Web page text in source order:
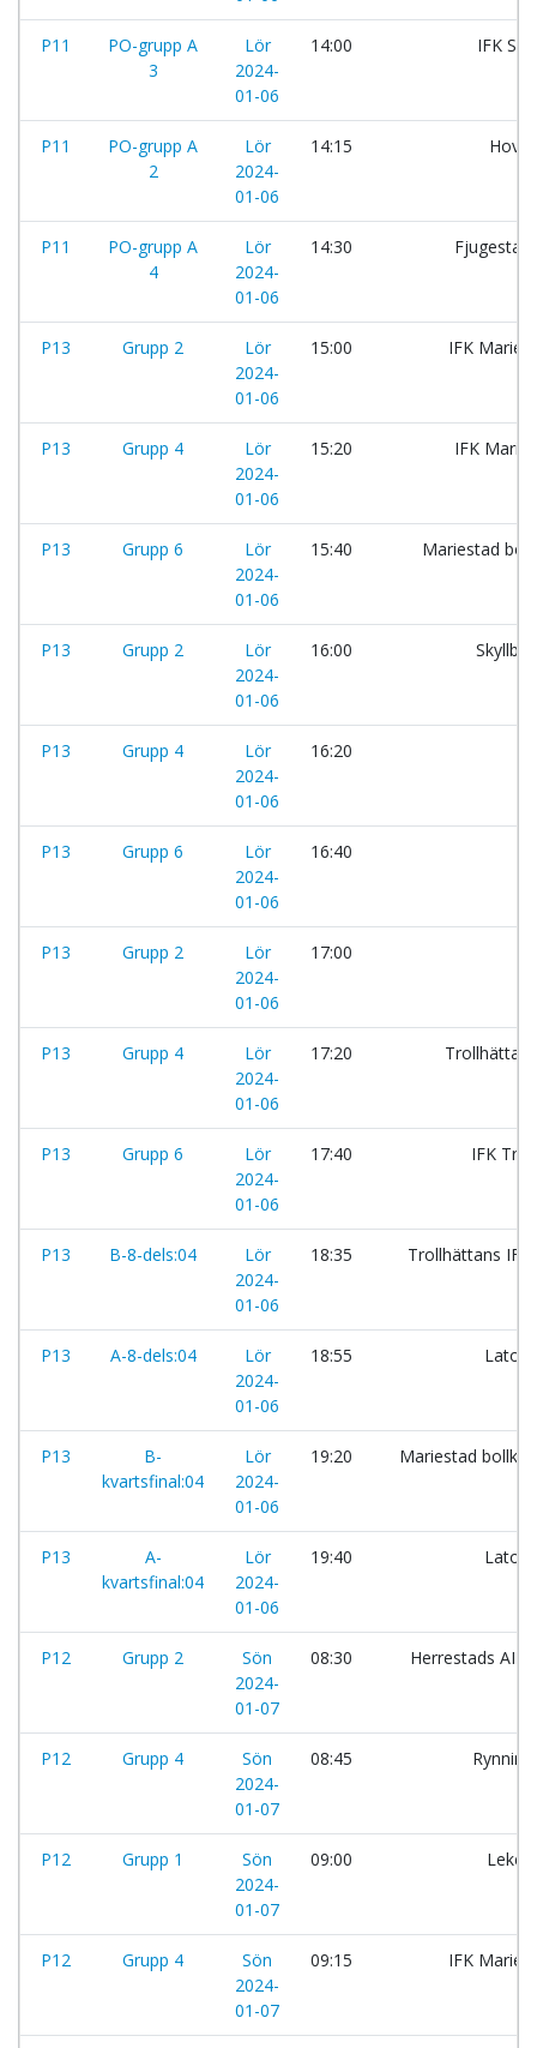
P11
PO-grupp A
3
Lör
2024-
01-06
14:00 IFK
P11
PO-grupp A
2
Lör
2024-
01-06
14:15
P11
PO-grupp A
4
Lör
2024-
01-06
14:30 Fjugesta
P13 Grupp 2
Lör
2024-
01-06
15:00 IFK
P13 Grupp 4
Lör
2024-
01-06
15:20 IFK
P13 Grupp 6
Lör
2024-
01-06
15:40 Mariestad
P13 Grupp 2
Lör
2024-
01-06
16:00
P13 Grupp 4
Lör
2024-
01-06
16:20
P13 Grupp 6
Lör
2024-
01-06
16:40
P13 Grupp 2
Lör
2024-
01-06
17:00
P13 Grupp 4
Lör
2024-
01-06
17:20
P13 Grupp 6
Lör
2024-
01-06
17:40 IFK
P13 B-8-dels:04
Lör
2024-
01-06
18:35 Trollhättans
P13 A-8-dels:04
Lör
2024-
01-06
18:55
P13
B-
kvartsfinal:04
Lör
2024-
01-06
19:20 Mariestad
P13
A-
kvartsfinal:04
Lör
2024-
01-06
19:40
P12 Grupp 2
Sön
2024-
01-07
08:30 Herrestads
P12 Grupp 4
Sön
2024-
01-07
08:45
P12 Grupp 1
Sön
2024-
01-07
09:00
P12 Grupp 4
Sön
2024-
01-07
09:15 IFK